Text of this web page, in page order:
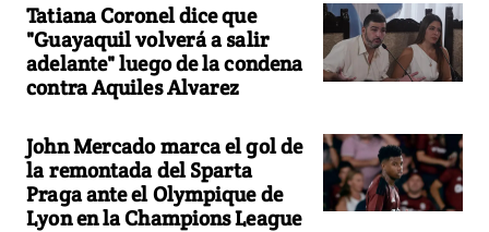
Tatiana Coronel dice que
"Guayaquil volverá a salir
adelante" luego de la condena
contra Aquiles Alvarez
John Mercado marca el gol de
la remontada del Sparta
Praga ante el Olympique de
Lyon en la Champions League